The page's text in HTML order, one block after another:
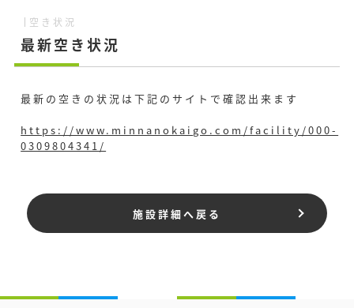
空き状況
最新空き状況
最新の空きの状況は下記のサイトで確認出来ます
https://www.minnanokaigo.com/facility/000-
0309804341/
施設詳細へ戻る